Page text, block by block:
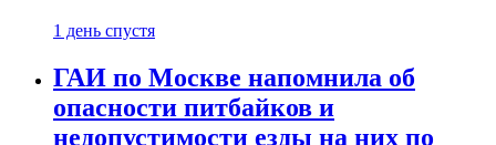
1 день спустя
ГАИ по Москве напомнила об
опасности питбайков и
недопустимости езды на них по